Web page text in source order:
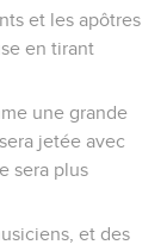
et les apôtres
en tirant
une grande
jetée avec
sera plus
et des